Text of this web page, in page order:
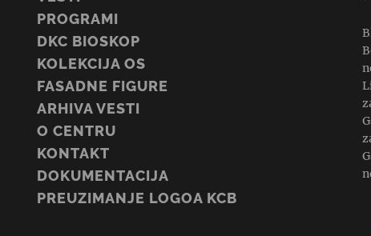
PROGRAMI
DKC BIOSKOP
KOLEKCIJA OS
FASADNE FIGURE
ARHIVA VESTI
O CENTRU
KONTAKT
DOKUMENTACIJA
PREUZIMANJE LOGOA KCB